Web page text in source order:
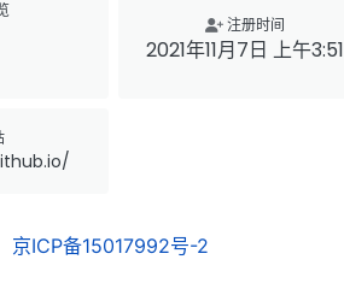
注册时间
2021年11月7日 上午3:51
京ICP备15017992号-2